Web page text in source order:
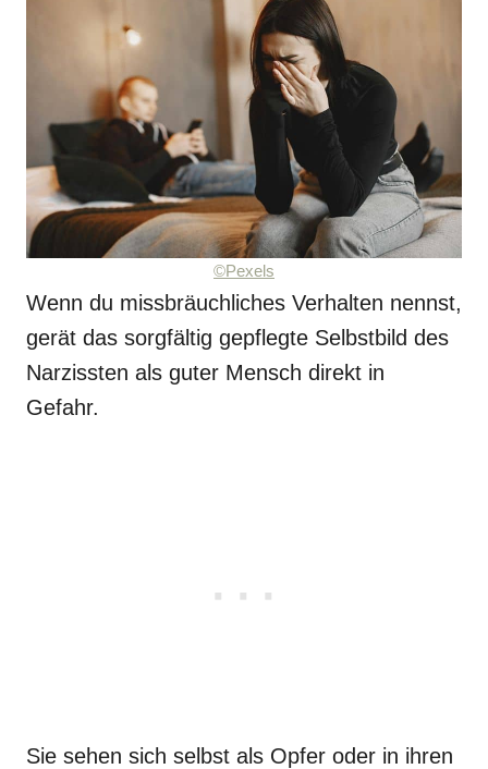
©Pexels
Wenn du missbräuchliches Verhalten nennst,
gerät das sorgfältig gepflegte Selbstbild des
Narzissten als guter Mensch direkt in
Gefahr.
Sie sehen sich selbst als Opfer oder in ihren